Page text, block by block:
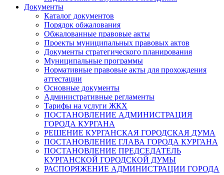
Документы
Каталог документов
Порядок обжалования
Обжалованные правовые акты
Проекты муниципальных правовых актов
Документы стратегического планирования
Муниципальные программы
Нормативные правовые акты для прохождения
аттестации
Основные документы
Административные регламенты
Тарифы на услуги ЖКХ
ПОСТАНОВЛЕНИЕ АДМИНИСТРАЦИЯ
ГОРОДА КУРГАНА
РЕШЕНИЕ КУРГАНСКАЯ ГОРОДСКАЯ ДУМА
ПОСТАНОВЛЕНИЕ ГЛАВА ГОРОДА КУРГАНА
ПОСТАНОВЛЕНИЕ ПРЕДСЕДАТЕЛЬ
КУРГАНСКОЙ ГОРОДСКОЙ ДУМЫ
РАСПОРЯЖЕНИЕ АДМИНИСТРАЦИИ ГОРОДА